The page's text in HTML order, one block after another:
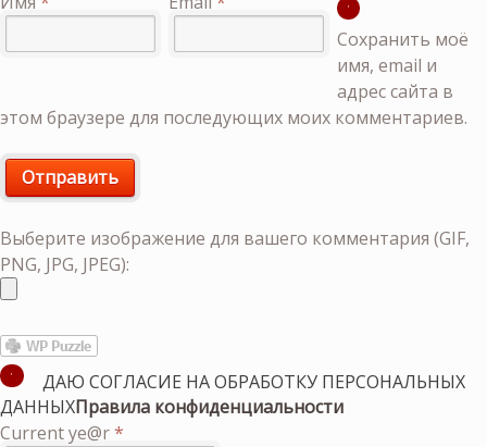
Сохранить моё
имя, email и
адрес сайта в
этом браузере для последующих моих комментариев.
Выберите изображение для вашего комментария (GIF,
PNG, JPG, JPEG):
ДАЮ СОГЛАСИЕ НА ОБРАБОТКУ ПЕРСОНАЛЬНЫХ
ДАННЫХПравила конфиденциальности
Current ye@r*